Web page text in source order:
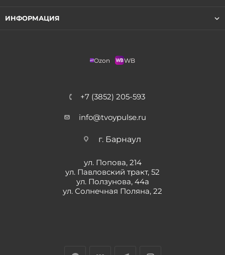
ИНФОРМАЦИЯ
Ozon WB
+7 (3852) 205-593
info@tvoypulse.ru
г. Барнаул
ул. Попова, 214
ул. Павловский тракт, 52
ул. Ползунова, 44а
ул. Солнечная Поляна, 22